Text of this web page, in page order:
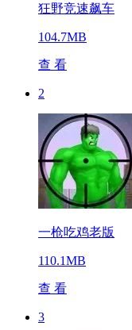
狂野竞速飙车
104.7MB
查 看
2
一枪吃鸡老版
110.1MB
查 看
3